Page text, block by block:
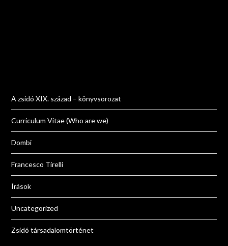
A zsidó XIX. század – könyvsorozat
Curriculum Vitae (Who are we)
Dombi
Francesco Tirelli
Írások
Uncategorized
Zsidó társadalomtörténet